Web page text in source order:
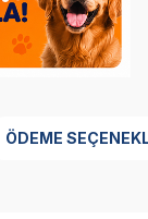
ÖDEME